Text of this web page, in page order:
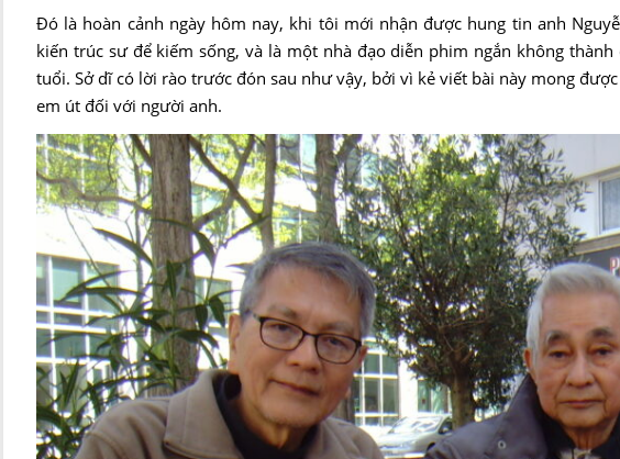
Đó là hoàn cảnh ngày hôm nay, khi tôi mới nhận được hung tin anh
kiến trúc sư để kiếm sống, và là một nhà đạo diễn phim ngắn không
tuổi. Sở dĩ có lời rào trước đón sau như vậy, bởi vì kẻ viết bài này mong
em út đối với người anh.